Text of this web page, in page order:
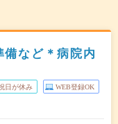
など＊病院内
日が休み WEB登録OK